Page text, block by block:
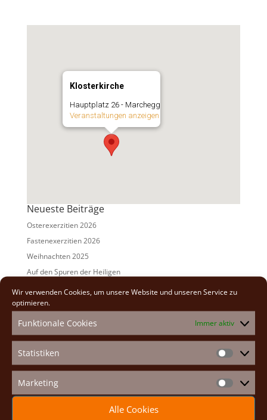
Wir verwenden Cookies, um unsere Website und unseren Service zu
optimieren.
Funktionale Cookies Immer aktiv
Statistiken
Marketing Marketing
Alle Cookies
Klosterkirche
Hauptplatz 26 - Marchegg
Veranstaltungen anzeigen
Neueste Beiträge
Osterexerzitien 2026
Fastenexerzitien 2026
Weihnachten 2025
Auf den Spuren der Heiligen
Adventexerzitien 2025
2026(2)
2025(7)
2024(5)
2023(13)
2022(9)